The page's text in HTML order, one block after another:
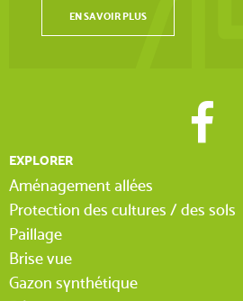
EN SAVOIR PLUS
EXPLORER
Aménagement allées
Protection des cultures / des sols
Paillage
Brise vue
Gazon synthétique